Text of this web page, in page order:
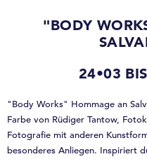
"BODY
24•03
"Body Works" Hommage an
Farbe von Rüdiger Tantow,
Fotografie mit anderen
besonderes Anliegen. Inspiriert